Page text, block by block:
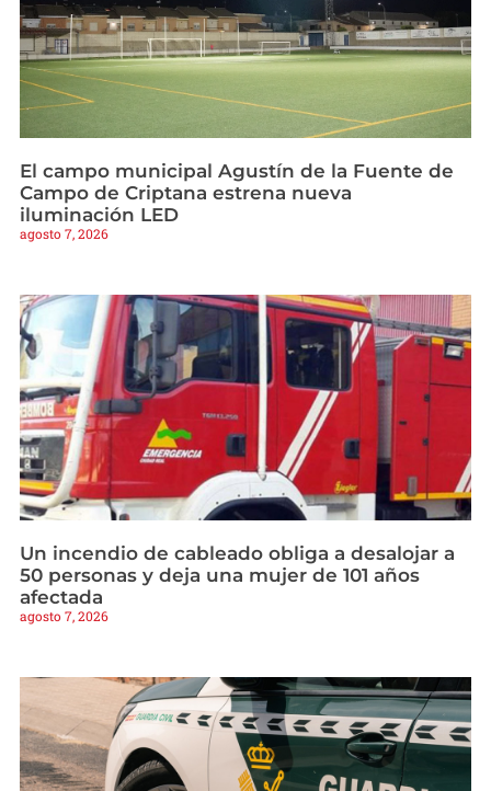
El campo municipal Agustín de la Fuente de
Campo de Criptana estrena nueva
iluminación LED
agosto 7, 2026
Un incendio de cableado obliga a desalojar a
50 personas y deja una mujer de 101 años
afectada
agosto 7, 2026